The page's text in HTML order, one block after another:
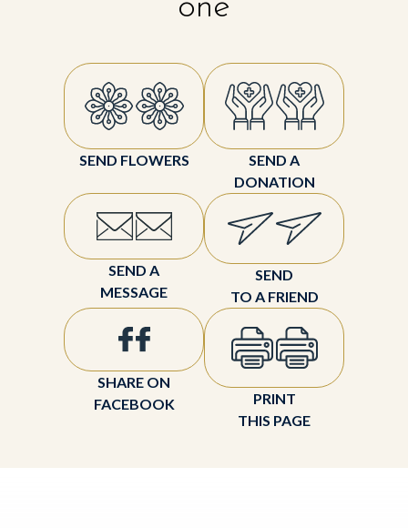
one
SEND FLOWERS
SEND A
DONATION
SEND A
MESSAGE
SEND
TO A FRIEND
SHARE ON
FACEBOOK
PRINT
THIS PAGE